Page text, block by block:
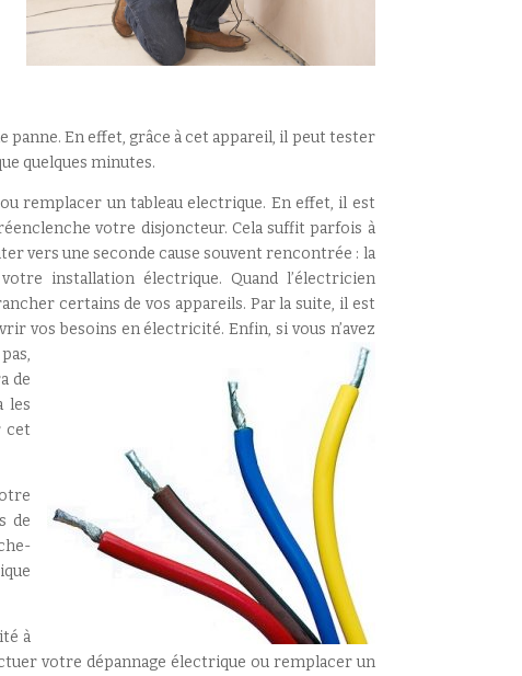
En effet, grâce à cet appareil, il peut tester
quelques minutes.
ou remplacer un tableau electrique. En effet, il est
votre disjoncteur. Cela suffit parfois à
vers une seconde cause souvent rencontrée : la
installation électrique. Quand l’électricien
certains de vos appareils. Par la suite, il est
vos besoins en électricité. Enfin, si vous n’avez
de
les
cet
de
à
votre dépannage électrique ou remplacer un